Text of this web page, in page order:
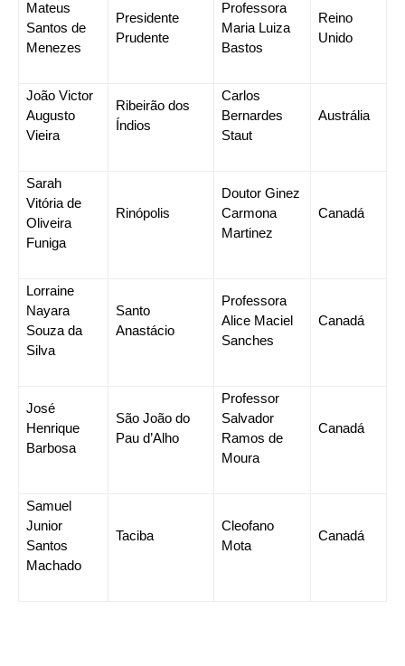
Mateus
Santos de
Menezes
Presidente
Prudente
Professora
Maria Luiza
Bastos
Reino
Unido
João Victor
Augusto
Vieira
Ribeirão dos
Índios
Carlos
Bernardes
Staut
Austrália
Sarah
Vitória de
Oliveira
Funiga
Rinópolis
Doutor Ginez
Carmona
Martinez
Canadá
Lorraine
Nayara
Souza da
Silva
Santo
Anastácio
Professora
Alice Maciel
Sanches
Canadá
José
Henrique
Barbosa
São João do
Pau d’Alho
Professor
Salvador
Ramos de
Moura
Canadá
Samuel
Junior
Santos
Machado
Taciba
Cleofano
Mota
Canadá